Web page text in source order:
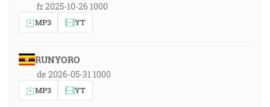
fr 2025-10-26 1000
MP3 YT
RUNYORO
de 2026-05-31 1000
MP3 YT